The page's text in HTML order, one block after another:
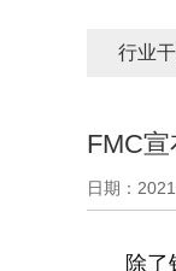
行业
FMC
日期：
除